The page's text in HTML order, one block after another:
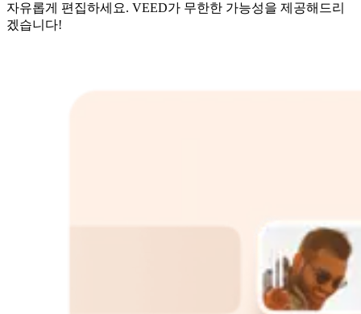
자유롭게 편집하세요. VEED가 무한한 가능성을 제공해드리
겠습니다!